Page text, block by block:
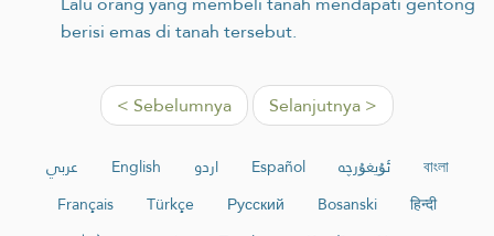
berisi emas di tanah tersebut.
< Sebelumnya Selanjutnya >
عربي English اردو Español ئۇيغۇرچە
বাংলা
Français
Türkçe Русский Bosanski
हिन्दी